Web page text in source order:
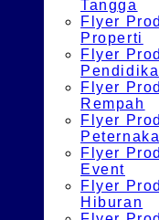
Tangga
Flyer
Properti
Flyer
Flyer
Rempah
Flyer
Flyer
Event
Flyer
Hiburan